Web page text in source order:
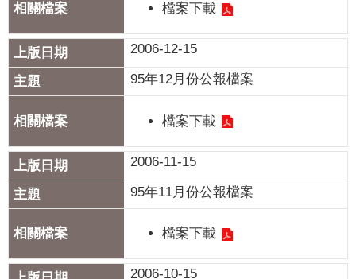
檔案下載
2006-12-15
95年12月份公報檔案
檔案下載
2006-11-15
95年11月份公報檔案
檔案下載
2006-10-15